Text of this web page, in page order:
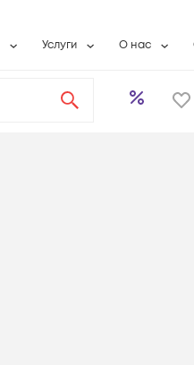
Услуги
Системная интеграция
О нас
Контактная